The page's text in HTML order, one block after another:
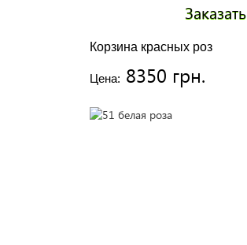
Корзина красных роз
Цена: 8350 грн.
Заказать